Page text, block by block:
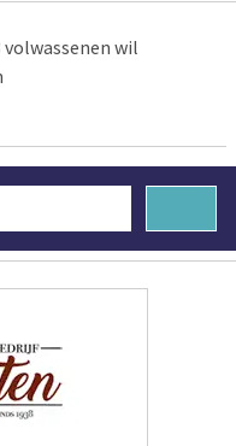
volwassenen wil